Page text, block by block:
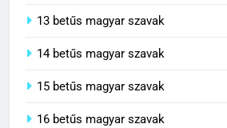
13 betűs magyar szavak
14 betűs magyar szavak
15 betűs magyar szavak
16 betűs magyar szavak